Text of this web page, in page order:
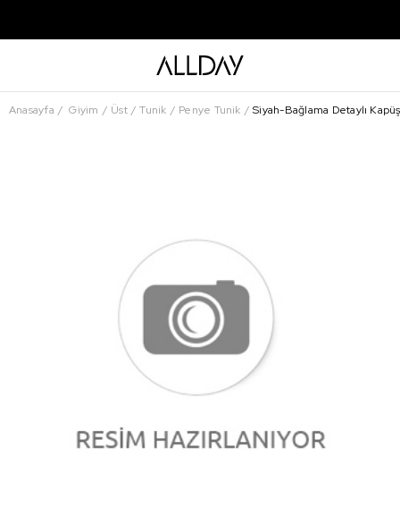
Anasayfa Giyim Üst Tunik Penye Tunik Siyah-Bağlama Detaylı